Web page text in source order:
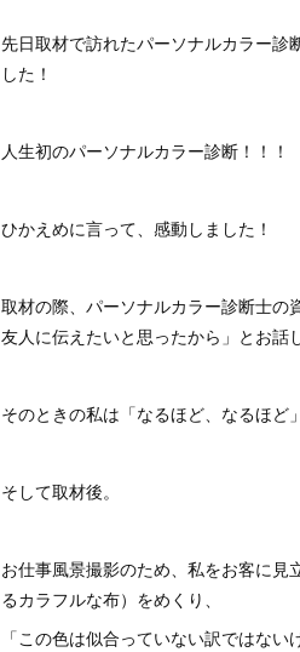
先日取材で訪れたパーソナルカラー診
した！
人生初のパーソナルカラー診断！！！
ひかえめに言って、感動しました！
取材の際、パーソナルカラー診断士の
友人に伝えたいと思ったから」とお話
そのときの私は「なるほど、なるほど
そして取材後。
お仕事風景撮影のため、私をお客に
るカラフルな布）をめくり、
「この色は似合っていない訳ではな